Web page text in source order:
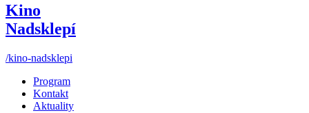
Kino
Nadsklepí
/kino-nadsklepi
Program
Kontakt
Aktuality